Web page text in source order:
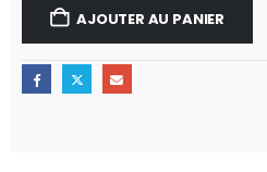
AJOUTER AU PANIER